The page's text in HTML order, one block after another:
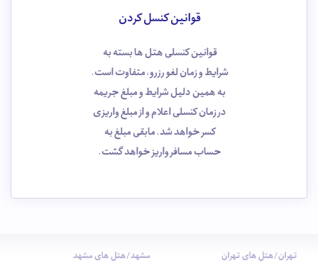
قوانین کنسل کردن
قوانین کنسلی هتل ها بسته به
شرایط و زمان لغو رزرو، متفاوت است.
به همین دلیل شرایط و مبلغ جریمه
در زمان کنسلی اعلام و از مبلغ واریزی
کسر خواهد شد. مابقی مبلغ به
حساب مسافر واریز خواهد گشت.
تهران/هتل های تهران مشهد/هتل های مشهد